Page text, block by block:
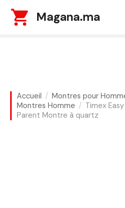
Magana.ma
Accueil
Montres pour
Montres Homme
Timex
Parent Montre à quartz